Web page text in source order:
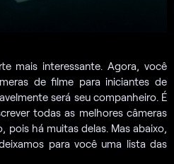
mais interessante. Agora, você
de filme para iniciantes de
será seu companheiro. É
todas as melhores câmeras
pois há muitas delas. Mas abaixo,
para você uma lista das